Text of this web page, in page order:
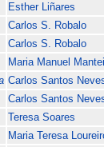
Esther Liñares
Carlos S. Robalo
Carlos S. Robalo
Maria Manuel
Carlos Santos
Carlos Santos
Teresa Soares
Maria Teresa